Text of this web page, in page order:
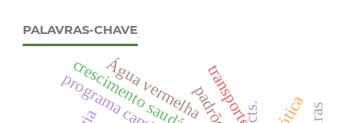
PALAVRAS-CHAVE
crescimento saudável cts.
Água vermelha